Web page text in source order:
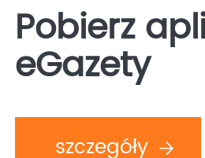
Pobierz
eGazety
szczegóły